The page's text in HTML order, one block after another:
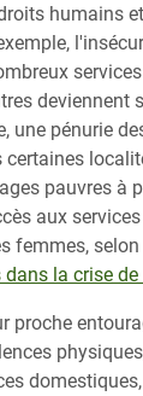
humains
deviennent
une pénurie
pauvres à
aux
femmes, selon
la crise
proche